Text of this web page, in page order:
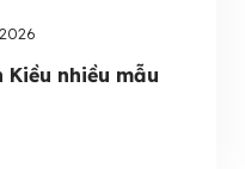
nhiều mẫu